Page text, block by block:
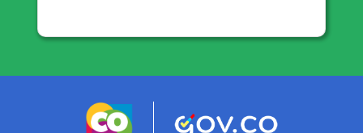
Logo marca Colombia